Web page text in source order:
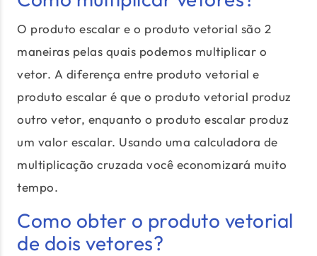
O produto escalar e o produto vetorial são 2
maneiras pelas quais podemos multiplicar o
vetor. A diferença entre produto vetorial e
produto escalar é que o produto vetorial produz
outro vetor, enquanto o produto escalar produz
um valor escalar. Usando uma calculadora de
multiplicação cruzada você economizará muito
tempo.
Como obter o produto vetorial
de dois vetores?